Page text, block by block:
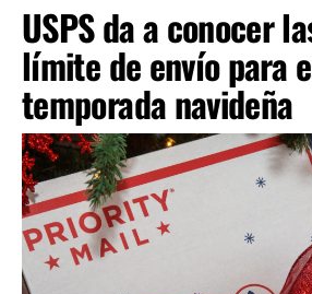
USPS da a conocer
límite de envío para
temporada navideña